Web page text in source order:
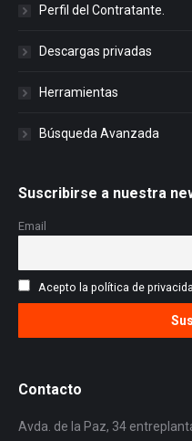
Perfil del Contratante.
Descargas privadas
Herramientas
Búsqueda Avanzada
Suscribirse a nuestra
Email
Acepto la política de
Contacto
Avda. de la Paz, 34